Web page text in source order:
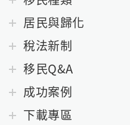
居民與歸化
稅法新制
移民Q&A
成功案例
下載專區